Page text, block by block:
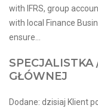
with IFRS, group
with local Finance
ensure...
SPECJALISTKA
GŁÓWNEJ
Dodane: dzisiaj Klient